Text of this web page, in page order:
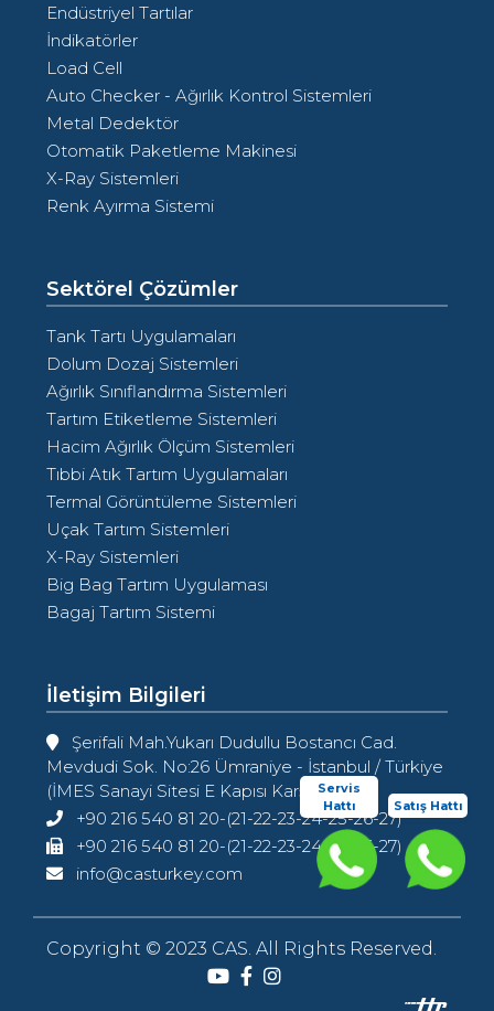
Endüstriyel Tartılar
İndikatörler
Load Cell
Auto Checker - Ağırlık Kontrol Sistemleri
Metal Dedektör
Otomatik Paketleme Makinesi
X-Ray Sistemleri
Renk Ayırma Sistemi
Sektörel Çözümler
Tank Tartı Uygulamaları
Dolum Dozaj Sistemleri
Ağırlık Sınıflandırma Sistemleri
Tartım Etiketleme Sistemleri
Hacim Ağırlık Ölçüm Sistemleri
Tıbbi Atık Tartım Uygulamaları
Termal Görüntüleme Sistemleri
Uçak Tartım Sistemleri
X-Ray Sistemleri
Big Bag Tartım Uygulaması
Bagaj Tartım Sistemi
İletişim Bilgileri
Şerifali Mah.Yukarı Dudullu Bostancı Cad.
Mevdudi Sok. No:26 Ümraniye - İstanbul / Türkiye
(İMES Sanayi Sitesi E Kapısı Karşısı)
+90 216 540 81 20-(21-22-23-24-25-26-27)
+90 216 540 81 20-(21-22-23-24-25-26-27)
info@casturkey.com
Copyright © 2023 CAS. All Rights Reserved.
Satış Hattı
Servis
Hattı